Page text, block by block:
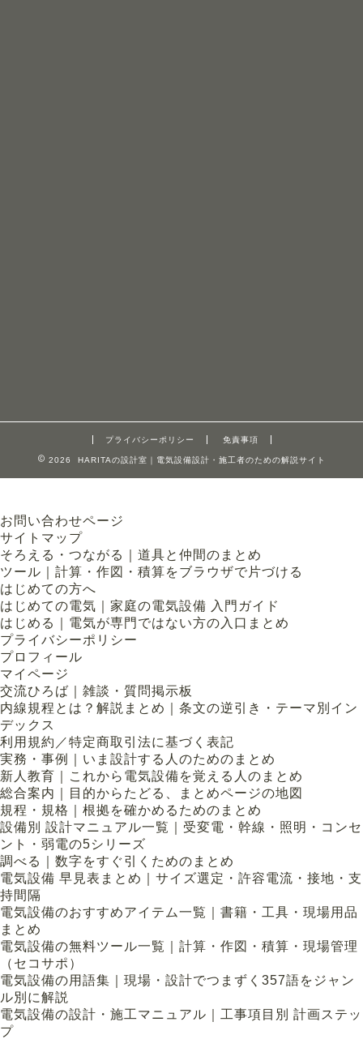
プライバシーポリシー 免責事項
2026 HARITAの設計室｜電気設備設計・施工者のための解説サイト
お問い合わせページ
サイトマップ
そろえる・つながる｜道具と仲間のまとめ
ツール｜計算・作図・積算をブラウザで片づける
はじめての方へ
はじめての電気｜家庭の電気設備 入門ガイド
はじめる｜電気が専門ではない方の入口まとめ
プライバシーポリシー
プロフィール
マイページ
交流ひろば｜雑談・質問掲示板
内線規程とは？解説まとめ｜条文の逆引き・テーマ別イン
デックス
利用規約／特定商取引法に基づく表記
実務・事例｜いま設計する人のためのまとめ
新人教育｜これから電気設備を覚える人のまとめ
総合案内｜目的からたどる、まとめページの地図
規程・規格｜根拠を確かめるためのまとめ
設備別 設計マニュアル一覧｜受変電・幹線・照明・コンセ
ント・弱電の5シリーズ
調べる｜数字をすぐ引くためのまとめ
電気設備 早見表まとめ｜サイズ選定・許容電流・接地・支
持間隔
電気設備のおすすめアイテム一覧｜書籍・工具・現場用品
まとめ
電気設備の無料ツール一覧｜計算・作図・積算・現場管理
（セコサポ）
電気設備の用語集｜現場・設計でつまずく357語をジャン
ル別に解説
電気設備の設計・施工マニュアル｜工事項目別 計画ステッ
プ